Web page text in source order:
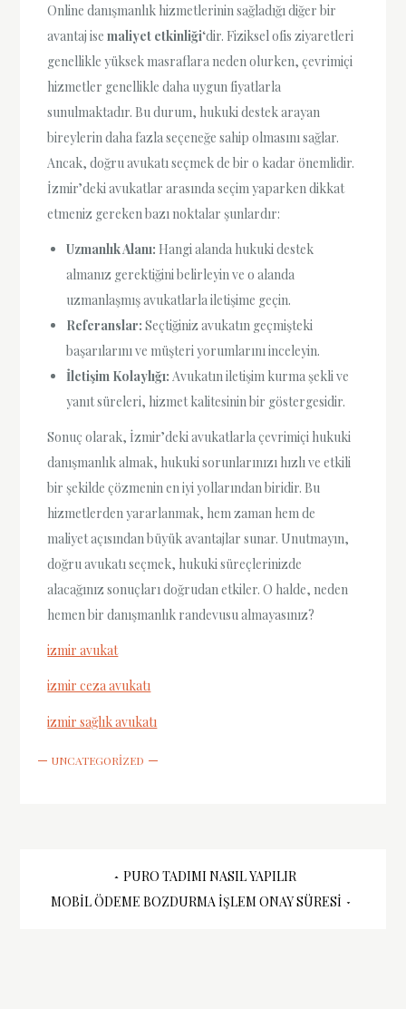
Online danışmanlık hizmetlerinin sağladığı diğer bir
avantaj isemaliyet etkinliği‘dir. Fiziksel ofis ziyaretleri
genellikle yüksek masraflara neden olurken, çevrimiçi
hizmetler genellikle daha uygun fiyatlarla
sunulmaktadır. Bu durum, hukuki destek arayan
bireylerin daha fazla seçeneğe sahip olmasını sağlar.
Ancak, doğru avukatı seçmek de bir o kadar önemlidir.
İzmir’deki avukatlar arasında seçim yaparken dikkat
etmeniz gereken bazı noktalar şunlardır:
Uzmanlık Alanı: Hangi alanda hukuki destek
almanız gerektiğini belirleyin ve o alanda
uzmanlaşmış avukatlarla iletişime geçin.
Referanslar: Seçtiğiniz avukatın geçmişteki
başarılarını ve müşteri yorumlarını inceleyin.
İletişim Kolaylığı: Avukatın iletişim kurma şekli ve
yanıt süreleri, hizmet kalitesinin bir göstergesidir.
Sonuç olarak, İzmir’deki avukatlarla çevrimiçi hukuki
danışmanlık almak, hukuki sorunlarınızı hızlı ve etkili
bir şekilde çözmenin en iyi yollarından biridir. Bu
hizmetlerden yararlanmak, hem zaman hem de
maliyet açısından büyük avantajlar sunar. Unutmayın,
doğru avukatı seçmek, hukuki süreçlerinizde
alacağınız sonuçları doğrudan etkiler. O halde, neden
hemen bir danışmanlık randevusu almayasınız?
izmir avukat
izmir ceza avukatı
izmir sağlık avukatı
UNCATEGORIZED
Yazı
PURO TADIMI NASIL YAPILIR
MOBIL ÖDEME BOZDURMA İŞLEM ONAY SÜRESI